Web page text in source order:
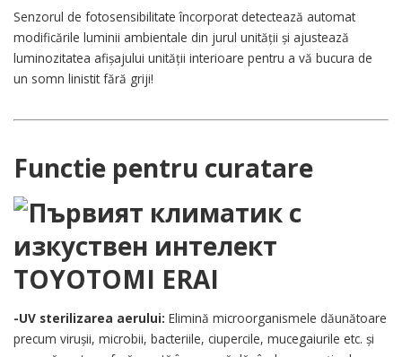
Senzorul de fotosensibilitate încorporat detectează automat
modificările luminii ambientale din jurul unității și ajustează
luminozitatea afișajului unității interioare pentru a vă bucura de
un somn linistit fără griji!
Functie pentru curatare
-UV sterilizarea aerului: Elimină microorganismele dăunătoare
precum virușii, microbii, bacteriile, ciupercile, mucegaiurile etc. și